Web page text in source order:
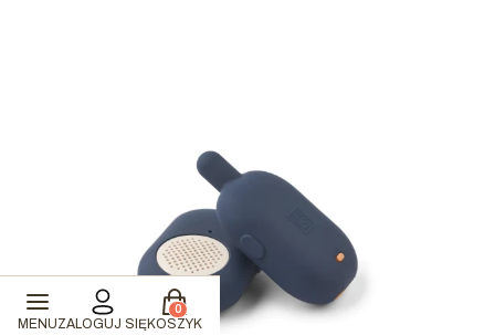
MENUZALOGUJ SIĘ
Produkty w koszyku: 0. Zobacz szczegóły
KOSZYK